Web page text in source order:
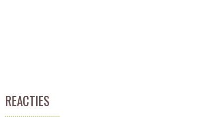
REACTIES